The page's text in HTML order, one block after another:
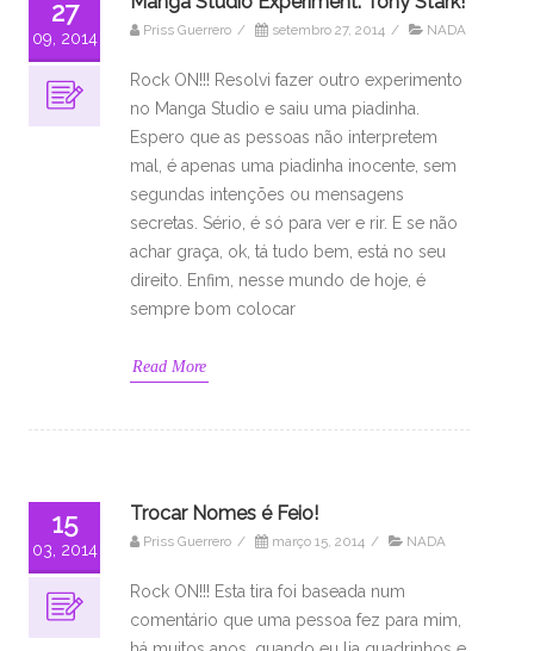
27
09, 2014 Priss Guerrero / setembro 27, 2014 / NADA
Rock ON!!! Resolvi fazer outro experimento
no Manga Studio e saiu uma piadinha.
Espero que as pessoas não interpretem
mal, é apenas uma piadinha inocente, sem
segundas intenções ou mensagens
secretas. Sério, é só para ver e rir. E se não
achar graça, ok, tá tudo bem, está no seu
direito. Enfim, nesse mundo de hoje, é
sempre bom colocar
Read More
15
03, 2014
Trocar Nomes é Feio!
Priss Guerrero / março 15, 2014 / NADA
Rock ON!!! Esta tira foi baseada num
comentário que uma pessoa fez para mim,